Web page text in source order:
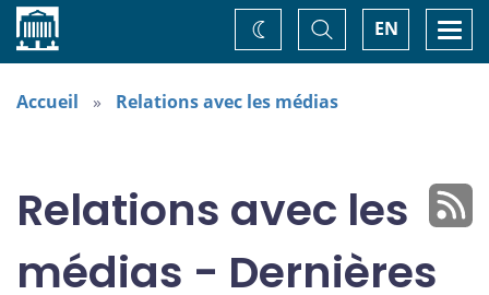
Accueil EN
Basculer
la
recherche
Changez
de
thème
Accueil Relations avec les médias
Relations avec les
médias - Dernières